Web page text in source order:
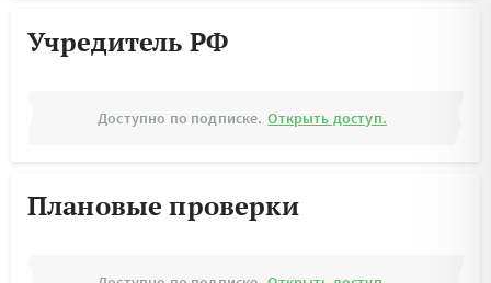
Учредитель РФ
Доступно по подписке. Открыть доступ.
Плановые проверки